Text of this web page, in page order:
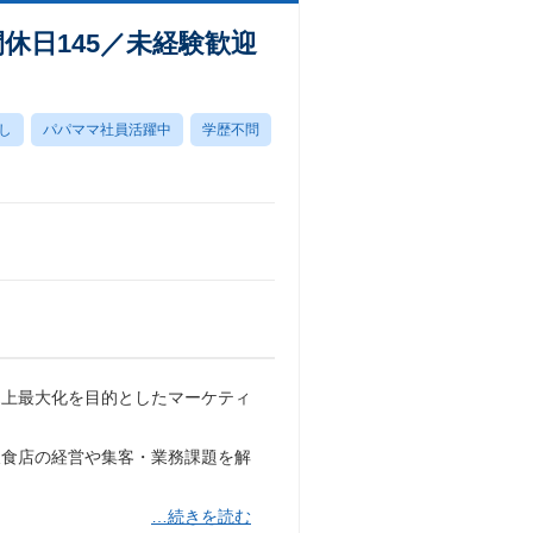
日145／未経験歓迎
パパママ社員活躍中 学歴不問
最大化を目的としたマーケティ
店の経営や集客・業務課題を解
…続きを読む